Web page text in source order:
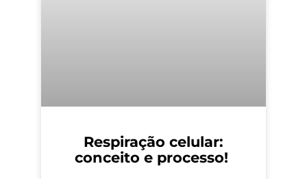
Respiração celular:
conceito e processo!